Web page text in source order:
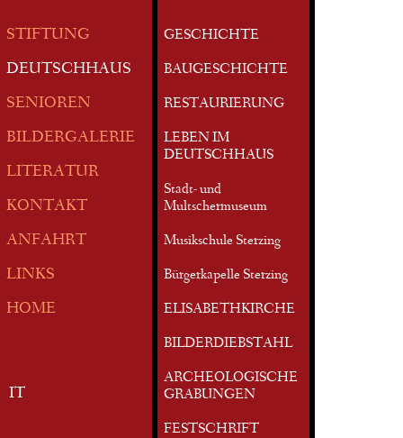
STIFTUNG
DEUTSCHHAUS
SENIOREN
BILDERGALERIE
LITERATUR
KONTAKT
ANFAHRT
LINKS
HOME
IT
GESCHICHTE
BAUGESCHICHTE
RESTAURIERUNG
LEBEN IM
DEUTSCHHAUS
Stadt- und
Multschermuseum
Musikschule Sterzing
Bürgerkapelle Sterzing
ELISABETHKIRCHE
BILDERDIEBSTAHL
ARCHEOLOGISCHE
GRABUNGEN
FESTSCHRIFT